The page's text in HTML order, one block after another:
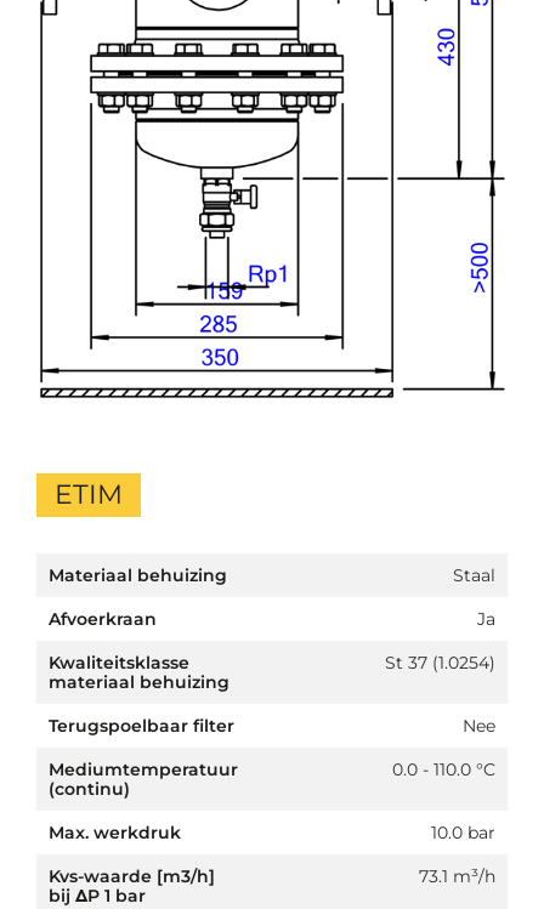
ETIM
Materiaal behuizing
Staal
Afvoerkraan
Ja
Kwaliteitsklasse
materiaal behuizing
St 37 (1.0254)
Terugspoelbaar filter
Nee
Mediumtemperatuur
(continu)
0.0 - 110.0 °C
Max. werkdruk
10.0 bar
Kvs-waarde [m3/h]
bij ΔP 1 bar
73.1 m³/h